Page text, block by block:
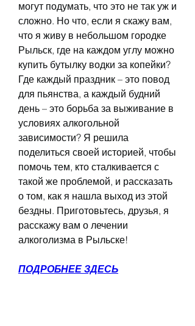
могут подумать, что это не так уж и
сложно. Но что, если я скажу вам,
что я живу в небольшом городке
Рыльск, где на каждом углу можно
купить бутылку водки за копейки?
Где каждый праздник – это повод
для пьянства, а каждый будний
день – это борьба за выживание в
условиях алкогольной
зависимости? Я решила
поделиться своей историей, чтобы
помочь тем, кто сталкивается с
такой же проблемой, и рассказать
о том, как я нашла выход из этой
бездны. Приготовьтесь, друзья, я
расскажу вам о лечении
алкоголизма в Рыльске!
ПОДРОБНЕЕ ЗДЕСЬ